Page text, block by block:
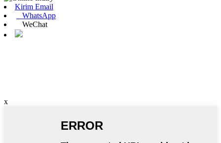
Kirim Email
WhatsApp
WeChat
x